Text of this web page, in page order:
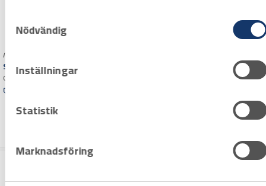
Nödvändig
Inställningar
Statistik
Marknadsföring
Art.nr 2300174
Skiftnyckel Bahco 8074
Gripvidd 44 mm. L=380 mm
Skiftnyckel Bahco 9029-T